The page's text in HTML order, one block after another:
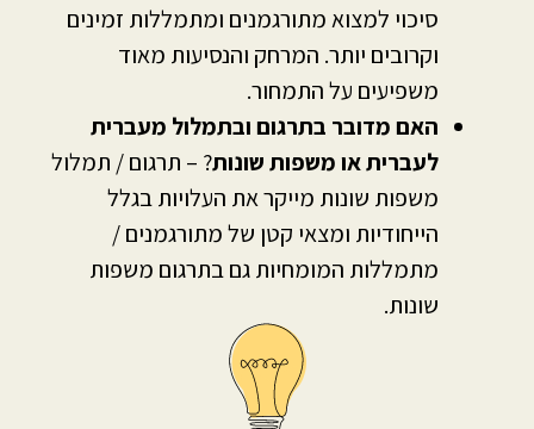
סיכוי למצוא מתורגמנים ומתמללות זמינים
וקרובים יותר. המרחק והנסיעות מאוד
משפיעים על התמחור.
האם מדובר בתרגום ובתמלול מעברית
לעברית או משפות שונות? – תרגום / תמלול
משפות שונות מייקר את העלויות בגלל
הייחודיות ומצאי קטן של מתורגמנים /
מתמללות המומחיות גם בתרגום משפות
שונות.